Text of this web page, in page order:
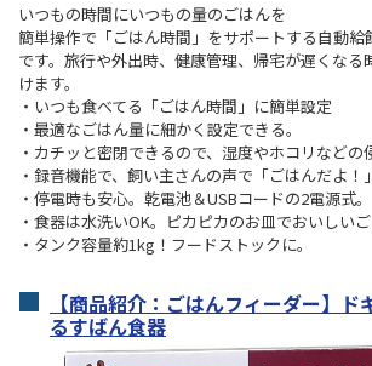
いつもの時間にいつもの量のごはんを
簡単操作で「ごはん時間」をサポートする自動給
です。旅行や外出時、健康管理、帰宅が遅くなる
けます。
・いつも食べてる「ごはん時間」に簡単設定
・最適なごはん量に細かく設定できる。
・カチッと密閉できるので、湿度やホコリなどの
・録音機能で、飼い主さんの声で「ごはんだよ！
・停電時も安心。乾電池＆USBコードの2電源式。
・食器は水洗いOK。ピカピカのお皿でおいしいご
・タンク容量約1kg！フードストックに。
【商品紹介：ごはんフィーダー】ド
るすばん食器